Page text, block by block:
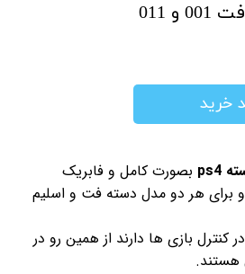
خرید
بصورت کامل و فابریک
برای هر دو مدل دسته فت و اسلیم
بازی ها دارند از همین رو در
هستند.